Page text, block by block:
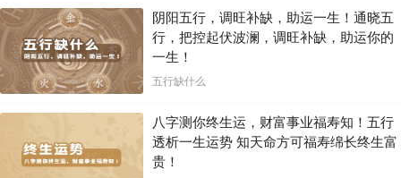
阴阳五行，调旺补缺，助运一生！通晓五
行，把控起伏波澜，调旺补缺，助运你的
一生！
五行缺什么
八字测你终生运，财富事业福寿知！五行
透析一生运势 知天命方可福寿绵长终生富
贵！